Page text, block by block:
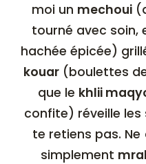
moi un mechoui
tourné avec soin,
hachée épicée)
kouar(boulettes
que le khlii
confite) réveille les
te retiens pas.
simplement